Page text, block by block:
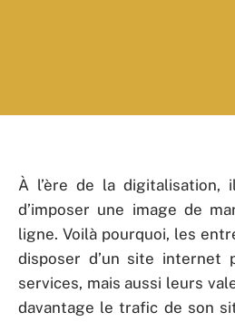
À l’ère de la digitalisation,
d’imposer une image de
ligne. Voilà pourquoi, les
disposer d’un site internet
services, mais aussi leurs
davantage le trafic de son